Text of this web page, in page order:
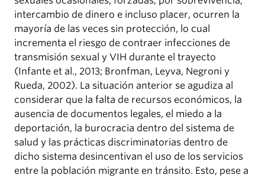
intercambio de dinero e incluso placer, ocurren la
mayoría de las veces sin protección, lo cual
incrementa el riesgo de contraer infecciones de
transmisión sexual y VIH durante el trayecto
(Infante et al., 2013; Bronfman, Leyva, Negroni y
Rueda, 2002). La situación anterior se agudiza al
considerar que la falta de recursos económicos, la
ausencia de documentos legales, el miedo a la
deportación, la burocracia dentro del sistema de
salud y las prácticas discriminatorias dentro de
dicho sistema desincentivan el uso de los servicios
entre la población migrante en tránsito. Esto, pese a